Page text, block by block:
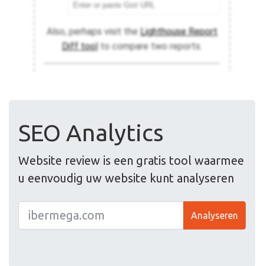
SEO Analytics
Website review is een gratis tool waarmee
u eenvoudig uw website kunt analyseren
Analyseren